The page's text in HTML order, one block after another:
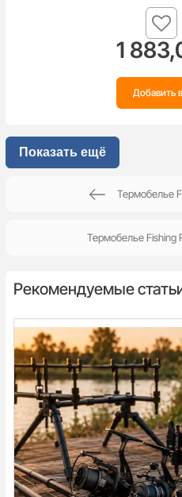
1
Добавить
Показать ещё
Термобелье
Термобелье Fishing
Рекомендуемые